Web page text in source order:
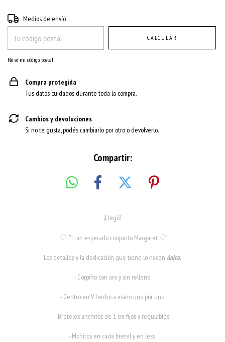
Entregas para el CP:
Medios de envío
CALCULAR
No sé mi código postal
Compra protegida
Tus datos cuidados durante toda la compra.
Cambios y devoluciones
Si no te gusta, podés cambiarlo por otro o devolverlo.
Compartir:
¡Llegó!
♡ El tan esperado conjunto Margaret ♡
Los detalles y la dedicación que tiene lo hacen único.
- Corpiño con aro y sin relleno.
- Centro en V hecho a mano uno por uno.
- Breteles anchitos de 1 cm fijos y regulables.
- Moñitos en cada bretel y en less.